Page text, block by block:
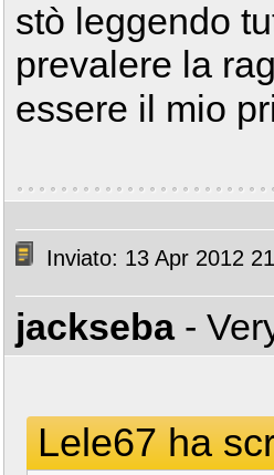
stò leggendo
prevalere la
essere il mio
Inviato: 13 Apr 2012
jackseba -
Lele67 ha